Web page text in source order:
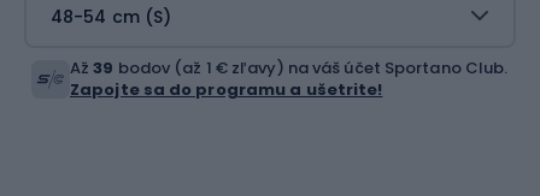
48-54 cm (S)
Až39 bodov (až 1 € zľavy) na váš účet Sportano Club.
Zapojte sa do programu a ušetrite!